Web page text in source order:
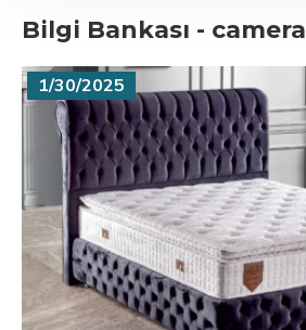
Bilgi Bankası - camera
1/30/2025